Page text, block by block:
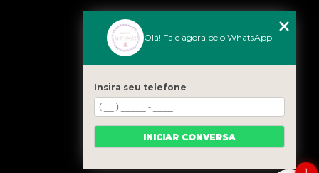
MENU
Quem somos
Serviços
Eventos
Gastronomia
Contato
Olá! Fale agora pelo WhatsApp
Insira seu telefone
INICIAR CONVERSA